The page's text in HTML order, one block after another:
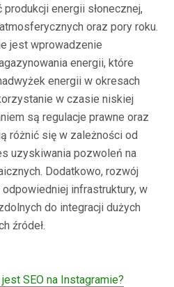
energii słonecznej,
oraz pory roku.
jest wprowadzenie
energii, które
energii w okresach
w czasie niskiej
są regulacje prawne oraz
różnić się w zależności od
uzyskiwania pozwoleń na
Dodatkowo, rozwój
infrastruktury, w
do integracji dużych
źródeł.
SEO na Instagramie?